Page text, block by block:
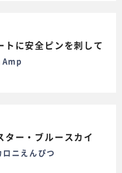
トに安全ピンを刺して
Amp
ター・ブルースカイ
ロニえんぴつ